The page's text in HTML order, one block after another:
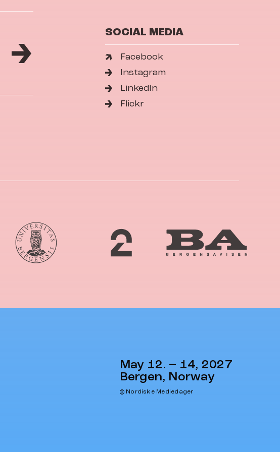
SOCIAL MEDIA
Facebook
Instagram
LinkedIn
Flickr
May 12. – 14, 2027
Bergen, Norway
© Nordiske Mediedager